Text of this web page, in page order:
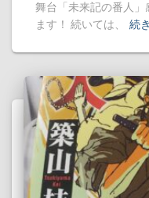
舞台「未来記の番人」
ます！ 続いては、
続